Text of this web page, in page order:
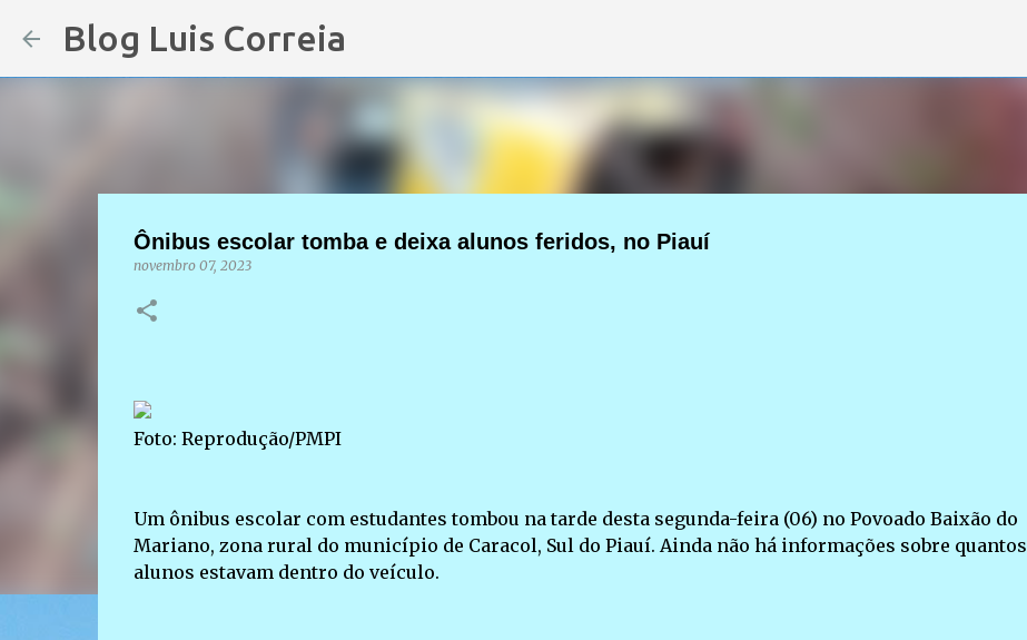
Blog Luis Correia
Ônibus escolar tomba e deixa alunos feridos, no Piauí
novembro 07, 2023
Foto: Reprodução/PMPI
Um ônibus escolar com estudantes tombou na tarde desta segunda-feira (06) no Povoado Baixão do
Mariano, zona rural do município de Caracol, Sul do Piauí. Ainda não há informações sobre quantos
alunos estavam dentro do veículo.